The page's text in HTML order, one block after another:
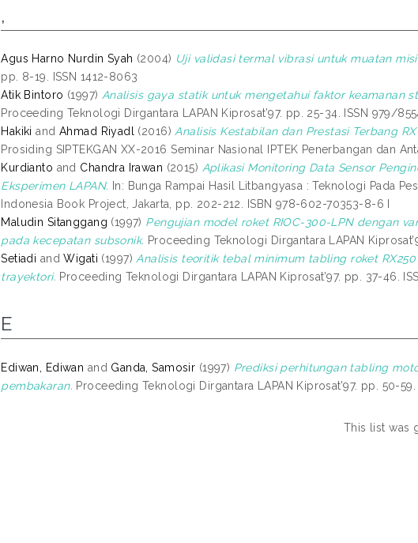
,
Agus Harno Nurdin Syah (2004) Uji validasi termal vibrasi untuk muatan
pp. 8-19. ISSN 1412-8063
Atik Bintoro (1997) Analisis gaya statik untuk mengetahui faktor keamanan
Proceeding Teknologi Dirgantara LAPAN Kiprosat’97. pp. 25-34. ISSN 979/
Hakiki andAhmad Riyadl (2016) Analisis Kestabilan dan Prestasi Terbang
Prosiding SIPTEKGAN XX-2016 Seminar Nasional IPTEK Penerbangan dan
Kurdianto and Chandra Irawan (2015) Aplikasi Monitoring Data Sensor
Eksperimen LAPAN. In: Bunga Rampai Hasil Litbangyasa : Teknologi Pada
Indonesia Book Project, Jakarta, pp. 202-212. ISBN 978-602-70353-8-6 I
Maludin Sitanggang (1997) Pengujian model roket RIOC-300-LPN dengan
pada kecepatan subsonik. Proceeding Teknologi Dirgantara LAPAN
Setiadi andWigati (1997) Analisis teoritik tebal minimum tabling roket
trayektori. Proceeding Teknologi Dirgantara LAPAN Kiprosat’97. pp. 37-46.
E
Ediwan, Ediwan and Ganda, Samosir (1997) Prediksi perhitungan tabling
pembakaran. Proceeding Teknologi Dirgantara LAPAN Kiprosat’97. pp. 50-
This list was